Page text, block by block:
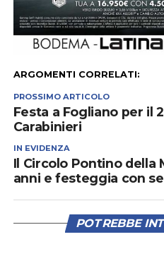
ARGOMENTI CORRELATI:
PROSSIMO ARTICOLO
Festa a Fogliano per il
Carabinieri
IN EVIDENZA
Il Circolo Pontino della
anni e festeggia con
POTREBBE